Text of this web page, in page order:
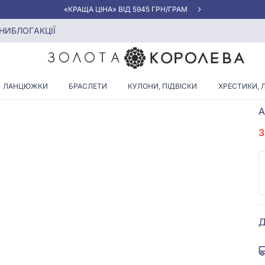
«КРАЩА ЦІНА» ВІД 5945 ГРН/ГРАМ
БЛОГАКЦІЇ
ЛАНЦЮЖКИ БРАСЛЕТИ КУЛОНИ, ПІДВІСКИ ХРЕСТИКИ,